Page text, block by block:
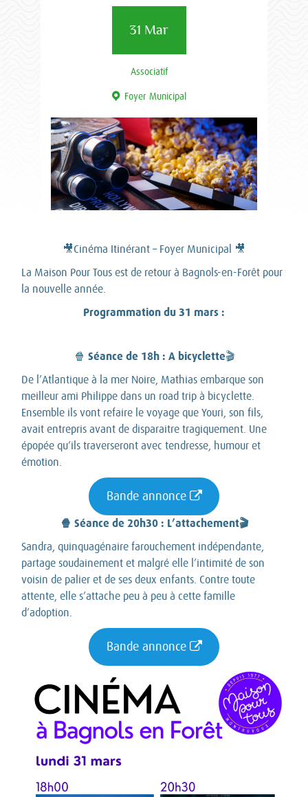
31 Mar
Associatif
Foyer Municipal
🎥Cinéma Itinérant – Foyer Municipal 🎥
La Maison Pour Tous est de retour à Bagnols-en-Forêt pour
la nouvelle année.
Programmation du 31 mars :
🍿 Séance de 18h : A bicyclette🎬
De l’Atlantique à la mer Noire, Mathias embarque son
meilleur ami Philippe dans un road trip à bicyclette.
Ensemble ils vont refaire le voyage que Youri, son fils,
avait entrepris avant de disparaitre tragiquement. Une
épopée qu’ils traverseront avec tendresse, humour et
émotion.
Bande annonce
🍿 Séance de 20h30 : L’attachement🎬
Sandra, quinquagénaire farouchement indépendante,
partage soudainement et malgré elle l’intimité de son
voisin de palier et de ses deux enfants. Contre toute
attente, elle s’attache peu à peu à cette famille
d’adoption.
Bande annonce